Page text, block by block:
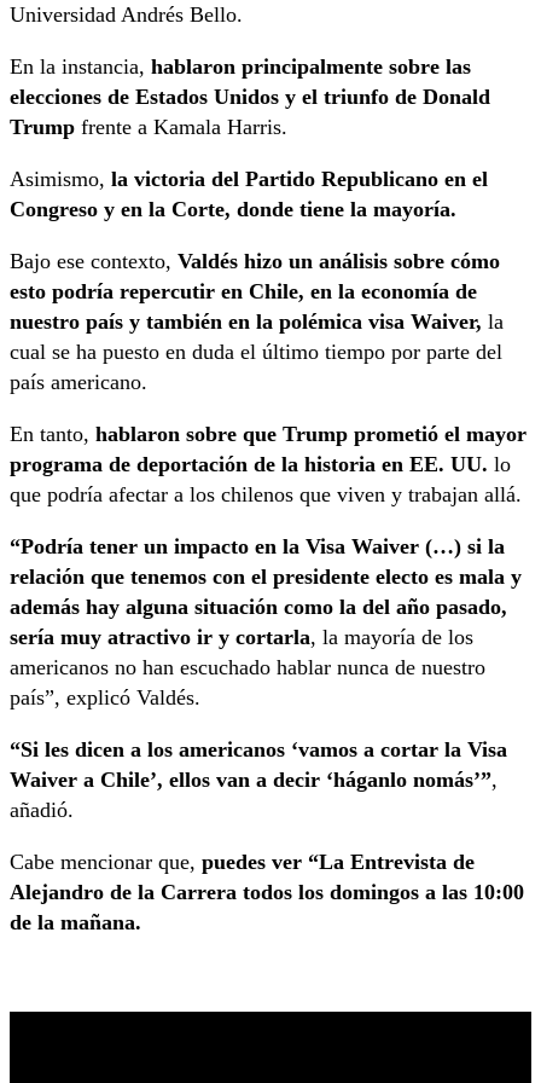
Universidad Andrés Bello.
En la instancia, hablaron principalmente sobre las
elecciones de Estados Unidos y el triunfo de Donald
Trump frente a Kamala Harris.
Asimismo, la victoria del Partido Republicano en el
Congreso y en la Corte, donde tiene la mayoría.
Bajo ese contexto, Valdés hizo un análisis sobre cómo
esto podría repercutir en Chile, en la economía de
nuestro país y también en la polémica visa Waiver, la
cual se ha puesto en duda el último tiempo por parte del
país americano.
En tanto, hablaron sobre que Trump prometió el mayor
programa de deportación de la historia en EE. UU. lo
que podría afectar a los chilenos que viven y trabajan allá.
“Podría tener un impacto en la Visa Waiver (…) si la
relación que tenemos con el presidente electo es mala y
además hay alguna situación como la del año pasado,
sería muy atractivo ir y cortarla, la mayoría de los
americanos no han escuchado hablar nunca de nuestro
país”, explicó Valdés.
“Si les dicen a los americanos ‘vamos a cortar la Visa
Waiver a Chile’, ellos van a decir ‘háganlo nomás’”,
añadió.
Cabe mencionar que, puedes ver “La Entrevista de
Alejandro de la Carrera todos los domingos a las 10:00
de la mañana.